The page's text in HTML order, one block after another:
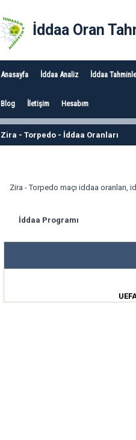
İddaa Oran
Anasayfa İddaa Analiz İddaa
Blog İletişim Hesabım
Zira - Torpedo - İddaa Oranları
Zira - Torpedo maçı iddaa oranları,
İddaa Programı